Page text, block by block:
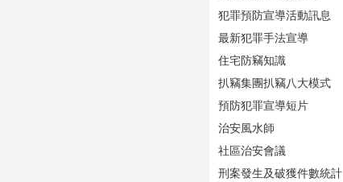
犯罪預防宣導活動訊息
最新犯罪手法宣導
住宅防竊知識
扒竊集團扒竊八大模式
預防犯罪宣導短片
治安風水師
社區治安會議
刑案發生及破獲件數統計